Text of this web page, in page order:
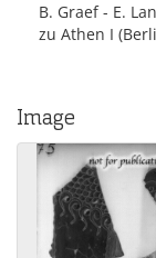
B. Graef - E.
zu Athen I
Image